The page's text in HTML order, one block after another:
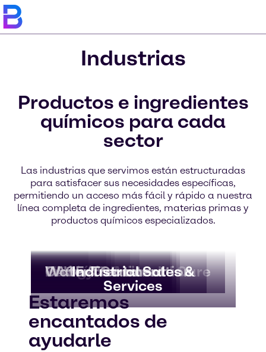
Industrias
Productos e ingredientes
químicos para cada
sector
Las industrias que servimos están estructuradas
para satisfacer sus necesidades específicas,
permitiendo un acceso más fácil y rápido a nuestra
línea completa de ingredientes, materias primas y
productos químicos especializados.
Agricultura
Food & Nutrition
Caucho
Beauty & Personal Care
Farma
HI&I
Minería
Nutrición Animal
Energy Services
Polímeros
CASE & Construction
Water Treatment
Industrial Sales &
Services
Estaremos
encantados de
ayudarle